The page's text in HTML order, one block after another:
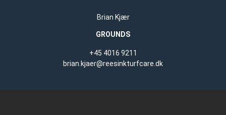
Brian Kjær
GROUNDS
+45 4016 9211
brian.kjaer@reesinkturfcare.dk